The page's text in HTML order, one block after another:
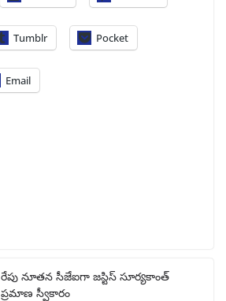
Tumblr Pocket
Email
రేపు నూతన సీజేఐగా జస్టిస్ సూర్యకాంత్
ప్రమాణ స్వీకారం